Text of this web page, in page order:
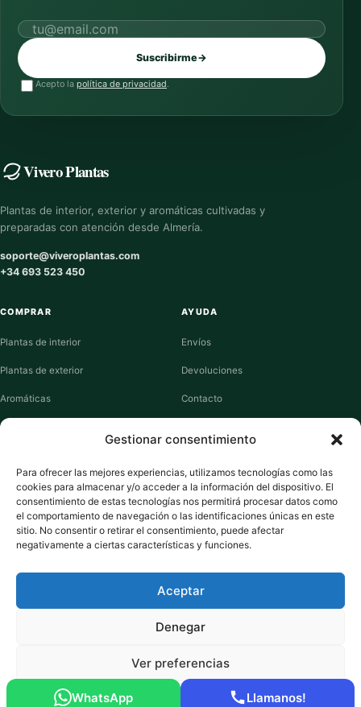
Gestionar consentimiento
Para ofrecer las mejores experiencias, utilizamos tecnologías como las
cookies para almacenar y/o acceder a la información del dispositivo. El
consentimiento de estas tecnologías nos permitirá procesar datos como
el comportamiento de navegación o las identificaciones únicas en este
sitio. No consentir o retirar el consentimiento, puede afectar
negativamente a ciertas características y funciones.
Aceptar
Denegar
Ver preferencias
Correo electrónico
Suscribirme→
Acepto la política de privacidad.
Vivero Plantas
Plantas de interior, exterior y aromáticas cultivadas y
preparadas con atención desde Almería.
soporte@viveroplantas.com
+34 693 523 450
COMPRAR
Plantas de interior
Plantas de exterior
Aromáticas
Suculentas
AYUDA
Envíos
Devoluciones
Contacto
VIVERO PLANTAS
Sobre nosotros
Puntos y recompensas
Cookies
Pago seguro: Tarjeta de Crédito / Débito Amazon Pay Klarna Link
© 2026 ViveroPlantas Online S.L. · NIF B27640622
WhatsApp Llamanos!